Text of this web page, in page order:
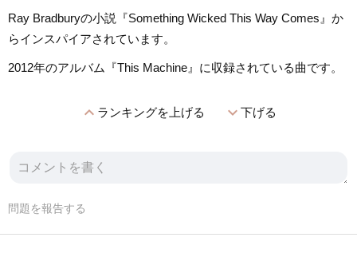
Ray Bradburyの小説『Something Wicked This Way Comes』か
らインスパイアされています。
2012年のアルバム『This Machine』に収録されている曲です。
expand_lessランキングを上げる expand_more下げる
問題を報告する